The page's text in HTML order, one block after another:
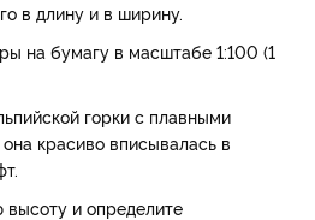
в длину и в ширину.
на бумагу в масштабе 1:100 (1
горки с плавными
красиво вписывалась в
и определите